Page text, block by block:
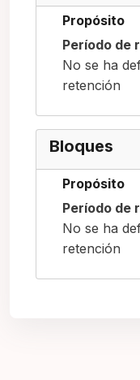
Propósito
Período de
No se ha
retención
Bloques
Propósito
Período de
No se ha
retención